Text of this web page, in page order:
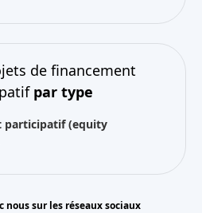
de financement
par type
participatif (equity
nous sur les réseaux sociaux